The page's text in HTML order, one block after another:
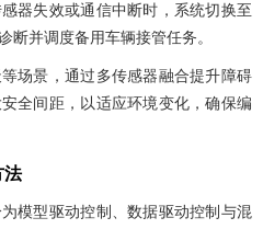
器失效或通信中断时，系统切换至
断并调度备用车辆接管任务。
场景，通过多传感器融合提升障碍
全间距，以适应环境变化，确保编
法
模型驱动控制、数据驱动控制与混